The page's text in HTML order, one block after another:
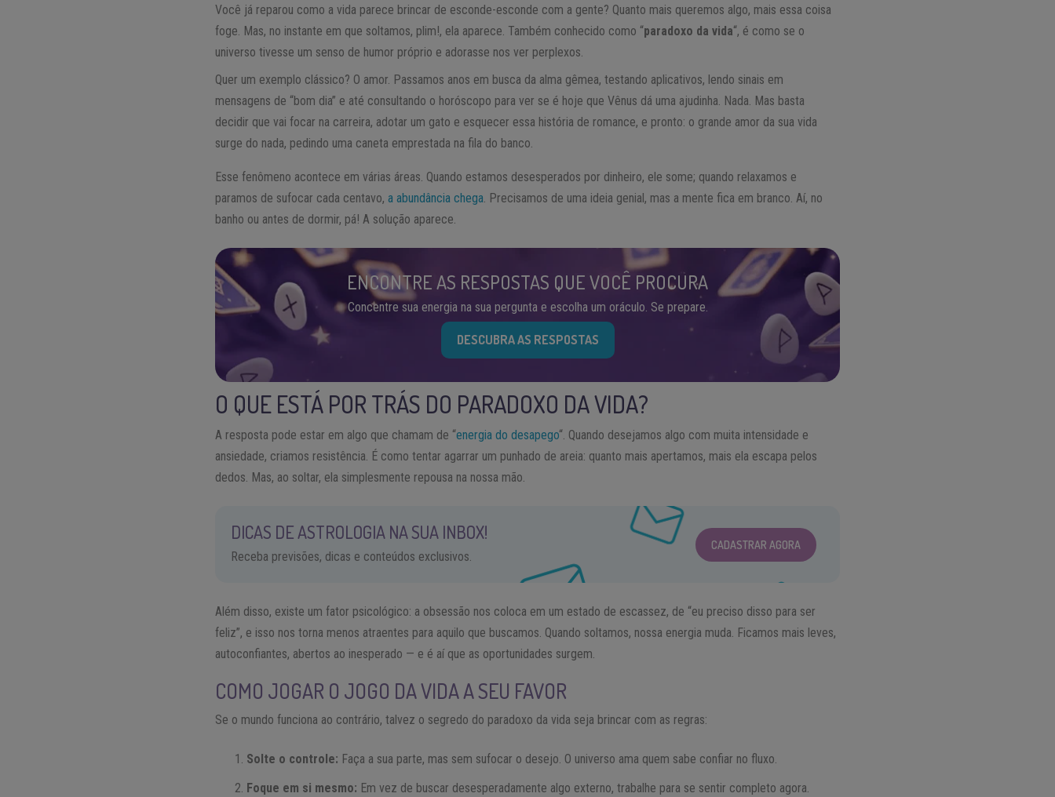
Você já reparou como a vida parece brincar de esconde-esconde com a gente? Quanto mais queremos algo, mais essa coisa
foge. Mas, no instante em que soltamos, plim!, ela aparece. Também conhecido como “paradoxo da vida“, é como se o
universo tivesse um senso de humor próprio e adorasse nos ver perplexos.
Quer um exemplo clássico? O amor. Passamos anos em busca da alma gêmea, testando aplicativos, lendo sinais em
mensagens de “bom dia” e até consultando o horóscopo para ver se é hoje que Vênus dá uma ajudinha. Nada. Mas basta
decidir que vai focar na carreira, adotar um gato e esquecer essa história de romance, e pronto: o grande amor da sua vida
surge do nada, pedindo uma caneta emprestada na fila do banco.
Esse fenômeno acontece em várias áreas. Quando estamos desesperados por dinheiro, ele some; quando relaxamos e
paramos de sufocar cada centavo,a abundância chega. Precisamos de uma ideia genial, mas a mente fica em branco. Aí, no
banho ou antes de dormir, pá! A solução aparece.
ENCONTRE AS RESPOSTAS QUE VOCÊ PROCURA
Concentre sua energia na sua pergunta e escolha um oráculo. Se prepare.
DESCUBRA AS RESPOSTAS
O QUE ESTÁ POR TRÁS DO PARADOXO DA VIDA?
A resposta pode estar em algo que chamam de “energia do desapego“. Quando desejamos algo com muita intensidade e
ansiedade, criamos resistência. É como tentar agarrar um punhado de areia: quanto mais apertamos, mais ela escapa pelos
dedos. Mas, ao soltar, ela simplesmente repousa na nossa mão.
DICAS DE ASTROLOGIA NA SUA INBOX!
Receba previsões, dicas e conteúdos exclusivos.
CADASTRAR AGORA
Além disso, existe um fator psicológico: a obsessão nos coloca em um estado de escassez, de “eu preciso disso para ser
feliz”, e isso nos torna menos atraentes para aquilo que buscamos. Quando soltamos, nossa energia muda. Ficamos mais leves,
autoconfiantes, abertos ao inesperado — e é aí que as oportunidades surgem.
COMO JOGAR O JOGO DA VIDA A SEU FAVOR
Se o mundo funciona ao contrário, talvez o segredo do paradoxo da vida seja brincar com as regras:
Solte o controle: Faça a sua parte, mas sem sufocar o desejo. O universo ama quem sabe confiar no fluxo.
Foque em si mesmo: Em vez de buscar desesperadamente algo externo, trabalhe para se sentir completo agora.